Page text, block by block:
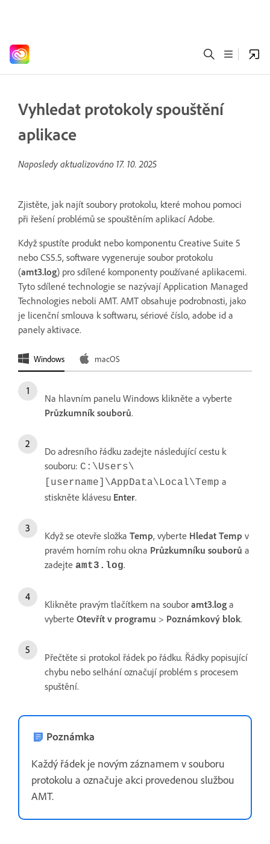
Vyhledat protokoly spouštění
aplikace
Naposledy aktualizováno 17. 10. 2025
Zjistěte, jak najít soubory protokolu, které mohou pomoci
při řešení problémů se spouštěním aplikací Adobe.
Když spustíte produkt nebo komponentu Creative Suite 5
nebo CS5.5, software vygeneruje soubor protokolu
(amt3.log) pro sdílené komponenty používané aplikacemi.
Tyto sdílené technologie se nazývají Application Managed
Technologies neboli AMT. AMT obsahuje podrobnosti, jako
je licenční smlouva k softwaru, sériové číslo, adobe id a
panely aktivace.
Windows macOS
Na hlavním panelu Windows klikněte a vyberte
Průzkumník souborů.
Do adresního řádku zadejte následující cestu k
souboru: C:\Users\
[username]\AppData\Local\Temp a
stiskněte klávesu Enter.
Když se otevře složka Temp, vyberte Hledat Temp v
pravém horním rohu okna Průzkumníku souborů a
zadejte amt3.log.
Klikněte pravým tlačítkem na soubor amt3.log a
vyberte Otevřít v programu > Poznámkový blok.
Přečtěte si protokol řádek po řádku. Řádky popisující
chybu nebo selhání označují problém s procesem
spuštění.
Poznámka
Každý řádek je novým záznamem v souboru
protokolu a označuje akci provedenou službou
AMT.